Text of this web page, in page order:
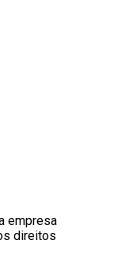
empresa
direitos